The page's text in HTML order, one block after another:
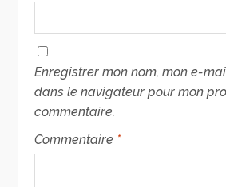
Enregistrer mon nom, mon e-
dans le navigateur pour mon
commentaire.
Commentaire *